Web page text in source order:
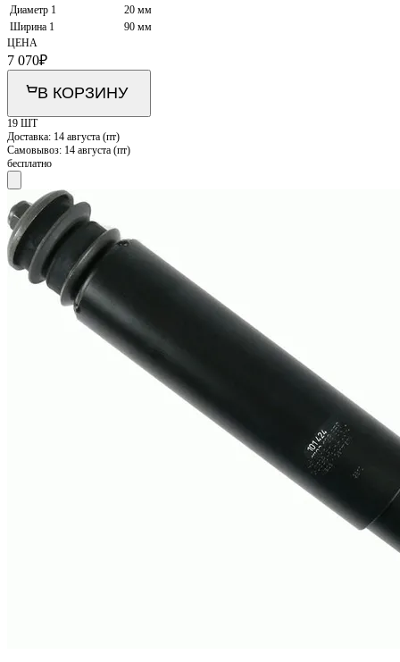
Диаметр 1
20 мм
Ширина 1
90 мм
ЦЕНА
7 070₽
В КОРЗИНУ
19 ШТ
Доставка: 14 августа (пт)
Самовывоз: 14 августа (пт)
бесплатно